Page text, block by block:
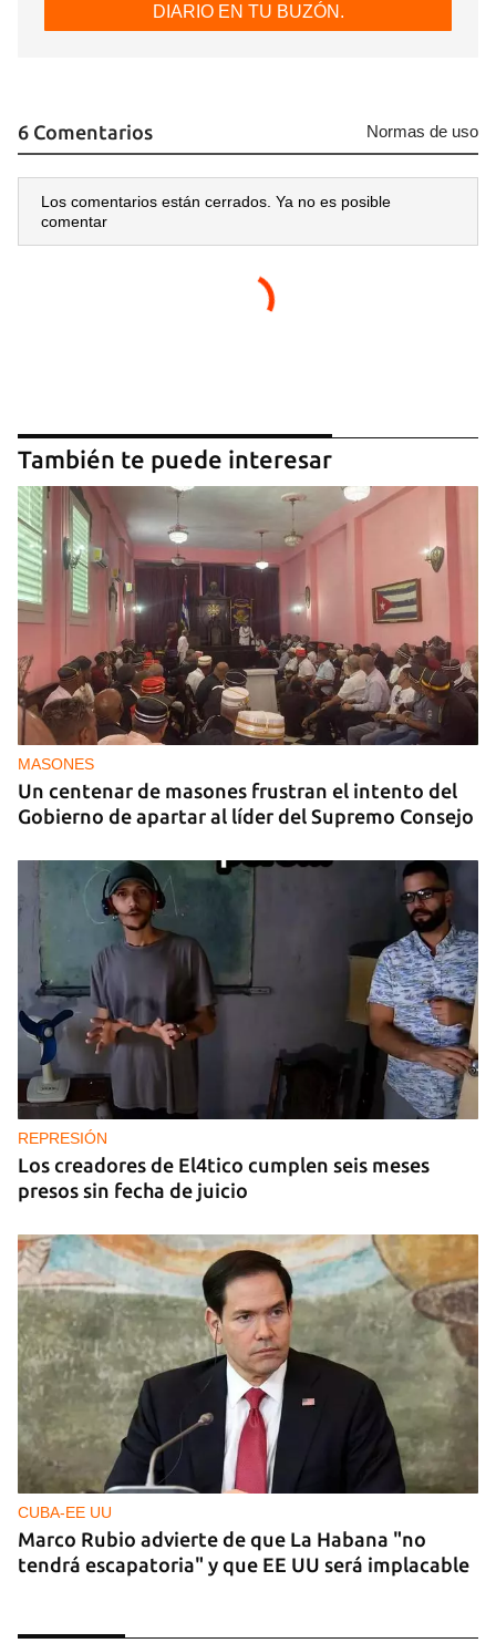
DIARIO EN TU BUZÓN.
6 Comentarios Normas de uso
Los comentarios están cerrados. Ya no es posible
comentar
También te puede interesar
MASONES
Un centenar de masones frustran el intento del
Gobierno de apartar al líder del Supremo Consejo
REPRESIÓN
Los creadores de El4tico cumplen seis meses
presos sin fecha de juicio
CUBA-EE UU
Marco Rubio advierte de que La Habana "no
tendrá escapatoria" y que EE UU será implacable